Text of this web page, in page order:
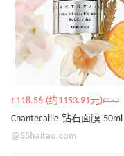
£118.56 (约1153.91元)£152
Chantecaille 钻石面膜 50ml
@55haitao.com